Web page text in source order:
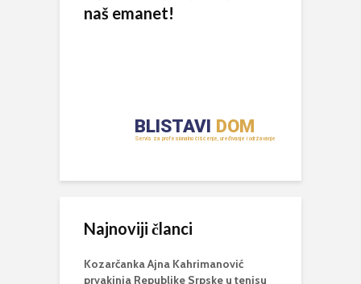
naš emanet!
Najnoviji članci
Kozarčanka Ajna Kahrimanović
prvakinja Republike Srpske u tenisu